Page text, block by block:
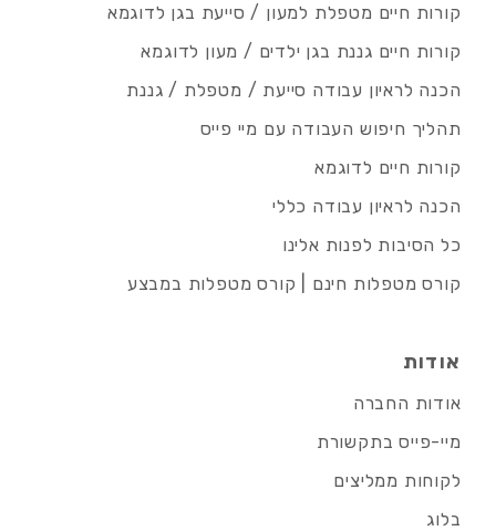
קורות חיים מטפלת למעון / סייעת בגן לדוגמא
קורות חיים גננת בגן ילדים / מעון לדוגמא
הכנה לראיון עבודה סייעת / מטפלת / גננת
תהליך חיפוש העבודה עם מיי פייס
קורות חיים לדוגמא
הכנה לראיון עבודה כללי
כל הסיבות לפנות אלינו
קורס מטפלות חינם | קורס מטפלות במבצע
אודות
אודות החברה
מיי-פייס בתקשורת
לקוחות ממליצים
בלוג